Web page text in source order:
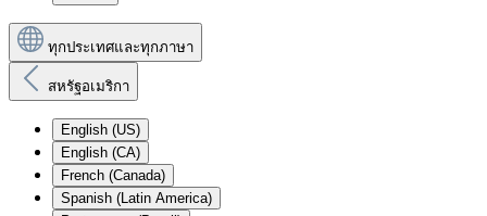
ทุกประเทศและทุกภาษา
สหรัฐอเมริกา
English (US)
English (CA)
French (Canada)
Spanish (Latin America)